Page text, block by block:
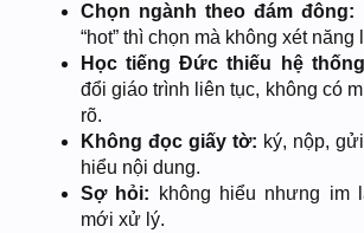
Chọn ngành theo đám đông:
“hot” thì chọn mà không xét năng
Học tiếng Đức thiếu hệ
đổi giáo trình liên tục, không có
rõ.
Không đọc giấy tờ: ký, nộp,
hiểu nội dung.
Sợ hỏi: không hiểu nhưng im
mới xử lý.